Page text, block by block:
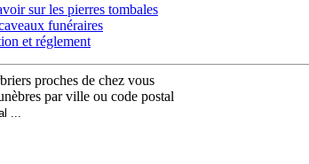
sur les pierres tombales
funéraires
et réglement
proches de chez vous
par ville ou code postal